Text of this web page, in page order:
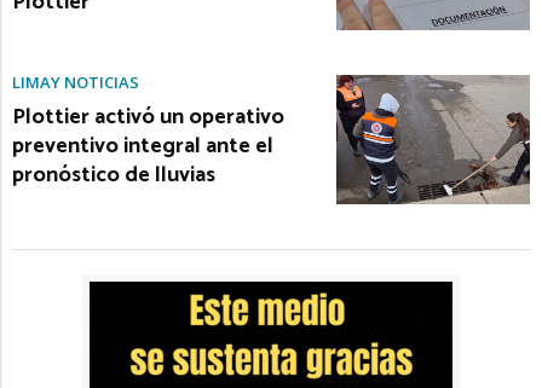
LIMAY NOTICIAS
Plottier activó un operativo
preventivo integral ante el
pronóstico de lluvias